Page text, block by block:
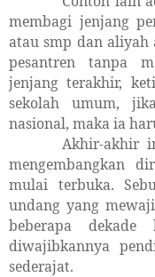
membagi jenjang
atau smp dan
pesantren tanpa
jenjang terakhir,
sekolah umum,
nasional, maka ia
Akhir-akhir
mengembangkan
mulai terbuka.
undang yang
beberapa dekade
diwajibkannya
sederajat.